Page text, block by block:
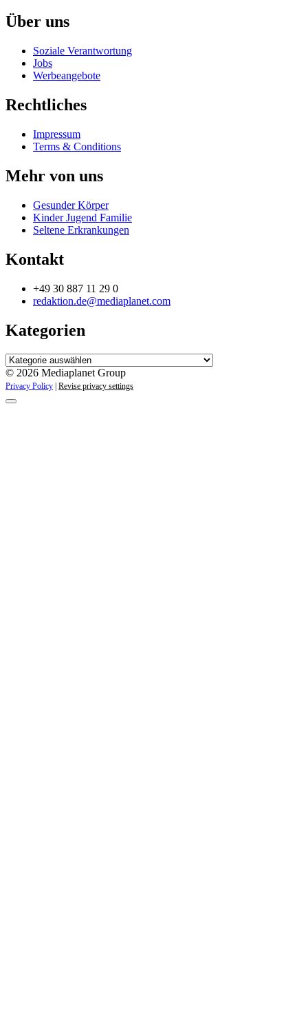
Über uns
Soziale Verantwortung
Jobs
Werbeangebote
Rechtliches
Impressum
Terms & Conditions
Mehr von uns
Gesunder Körper
Kinder Jugend Familie
Seltene Erkrankungen
Kontakt
+49 30 887 11 29 0
redaktion.de@mediaplanet.com
Kategorien
Kategorien
© 2026 Mediaplanet Group
Privacy Policy | Revise privacy settings